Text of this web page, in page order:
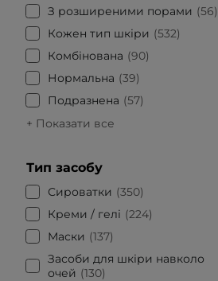
З розширеними порами
56
Кожен тип шкіри
532
Комбінована
90
Нормальна
39
Подразнена
57
+ Показати все
Тип засобу
Сироватки
350
Креми / гелі
224
Маски
137
Засоби для шкіри навколо
очей
130